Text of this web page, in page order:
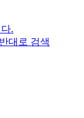
.
대로 검색